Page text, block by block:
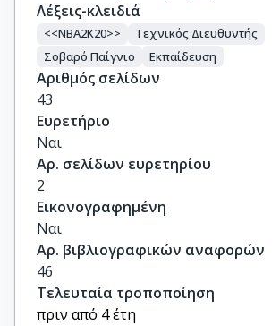
Λέξεις-κλειδιά
<<ΝΒΑ2Κ20>>
Τεχνικός Διευθυντής
Σοβαρό Παίγνιο
Εκπαίδευση
Αριθμός σελίδων
43
Ευρετήριο
Ναι
Αρ. σελίδων ευρετηρίου
2
Εικονογραφημένη
Ναι
Αρ. βιβλιογραφικών αναφορών
46
Τελευταία τροποποίηση
πριν από 4 έτη